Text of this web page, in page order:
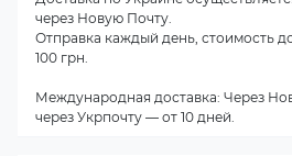
через Новую Почту.
Отправка каждый день, стоимость
100 грн.
Международная доставка: Через
через Укрпочту — от 10 дней.